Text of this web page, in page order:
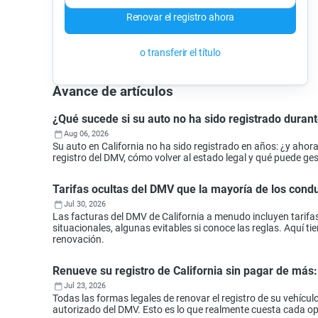
Renovar el registro ahora
o transferir el título
Avance de artículos
¿Qué sucede si su auto no ha sido registrado
Aug 06, 2026
Su auto en California no ha sido registrado en años: ¿y
registro del DMV, cómo volver al estado legal y qué puede
Tarifas ocultas del DMV que la mayoría de los
Jul 30, 2026
Las facturas del DMV de California a menudo incluyen
situacionales, algunas evitables si conoce las reglas. Aquí
renovación.
Renueve su registro de California sin pagar de
Jul 23, 2026
Todas las formas legales de renovar el registro de su
autorizado del DMV. Esto es lo que realmente cuesta cada